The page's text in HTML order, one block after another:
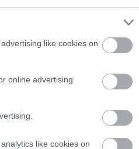
like cookies on
online advertising
like cookies on
a fejét az ősi
és emellett
annyira
Au
során a két fél